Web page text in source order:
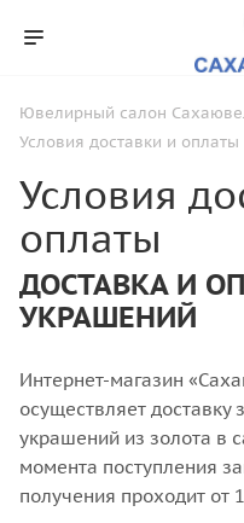
Ювелирный салон
Условия доставки и оплаты
Условия
оплаты
ДОСТАВКА И
УКРАШЕНИЙ
Интернет-магазин
осуществляет
украшений из золота в
момента поступления
получения проходит от